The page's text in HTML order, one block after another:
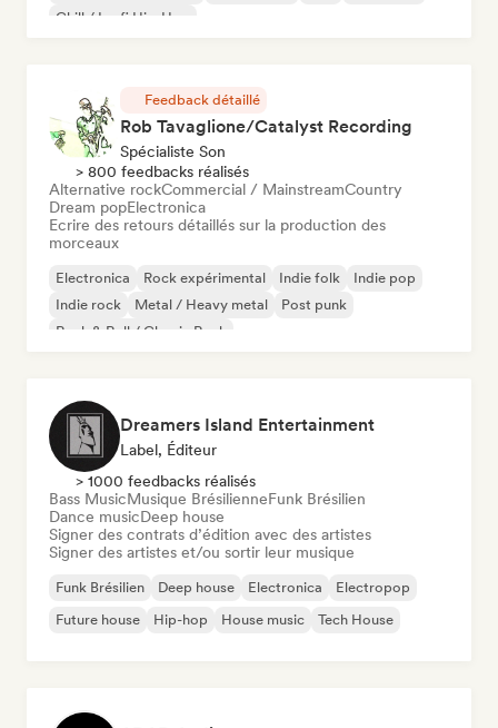
Chill / Lo-fi Hip-Hop
Feedback détaillé
Rob Tavaglione/Catalyst Recording
Spécialiste Son
> 800 feedbacks réalisés
Alternative rockCommercial / MainstreamCountry
Dream popElectronica
Ecrire des retours détaillés sur la production des
morceaux
Electronica Rock expérimental Indie folk
Indie pop
Indie rock
Metal / Heavy metal
Post punk
Rock & Roll / Classic Rock
Dreamers Island Entertainment
Label, Éditeur
> 1000 feedbacks réalisés
Bass MusicMusique BrésilienneFunk Brésilien
Dance musicDeep house
Signer des contrats d’édition avec des artistes
Signer des artistes et/ou sortir leur musique
Funk Brésilien Deep house Electronica
Electropop
Future house
Hip-hop House music Tech House